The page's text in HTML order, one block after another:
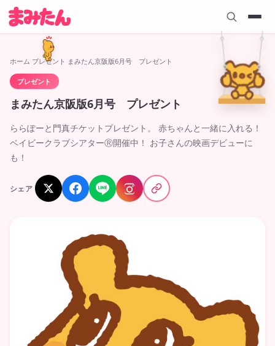
ホーム プレゼント まみたん京阪版6月号 プレゼント
プレゼント 2026.05.25
まみたん京阪版6月号 プレゼント
ららぽーと門真チケットプレゼント。 赤ちゃんと一緒に入れる！
ベイビークラブシアターⓇ開催中！ お子さんの映画デビューに
も！
シェア